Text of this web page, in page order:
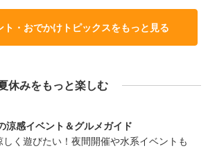
ト・おでかけトピックスをもっと見る
休みをもっと楽しむ
涼感イベント＆グルメガイド
しく遊びたい！夜間開催や水系イベントも